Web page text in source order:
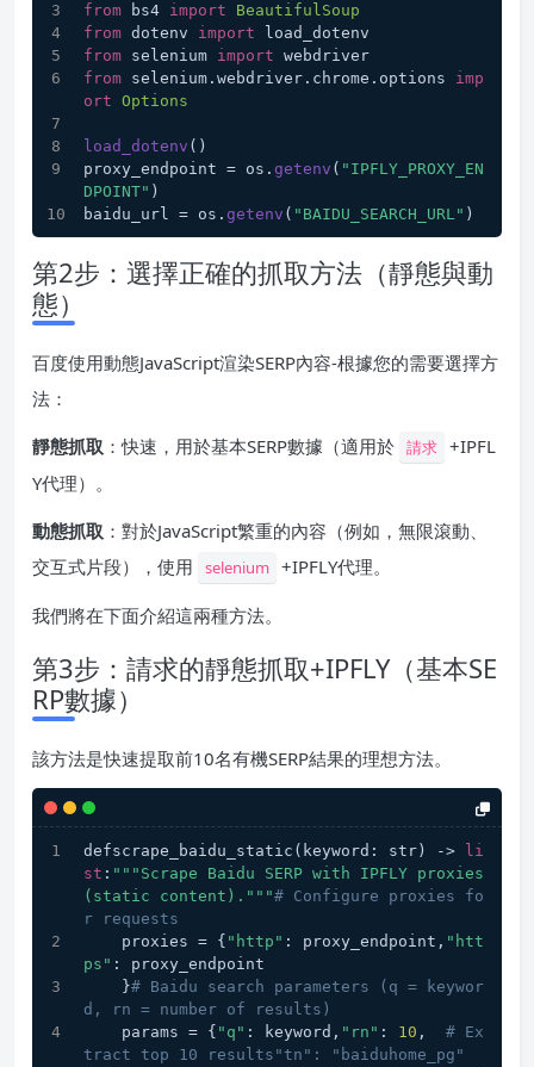
from bs4 import
BeautifulSoup
from dotenv import load_dotenv
from selenium import webdriver
from selenium. webdriver . chrome . options
imp
ort Options
load_dotenv ()
proxy_endpoint = os. getenv ( "IPFLY_PROXY_EN
DPOINT" )
baidu_url = os. getenv ( "BAIDU_SEARCH_URL" )
第2步：選擇正確的抓取方法（靜態與動
態）
百度使用動態JavaScript渲染SERP內容-根據您的需要選擇方
法：
靜態抓取 ：快速，用於基本SERP數據（適用於 請求 +IPFL
Y代理）。
動態抓取 ：對於JavaScript繁重的內容（例如，無限滾動、
交互式片段），使用
selenium +IPFLY代理。
我們將在下面介紹這兩種方法。
第3步：請求的靜態抓取+IPFLY（基本SE
RP數據）
該方法是快速提取前10名有機SERP結果的理想方法。
defscrape_baidu_static(keyword: str) ->
li
st : "" "Scrape Baidu SERP with IPFLY proxies
(static content)." ""# Configure proxies fo
r requests
    proxies = {
"http" : proxy_endpoint, "htt
ps" : proxy_endpoint
    }
# Baidu search parameters (q = keywor
d, rn = number of results)
    params = {
"q" : keyword, "rn" : 10 , # Ex
tract top 10 results"tn": "baiduhome_pg"